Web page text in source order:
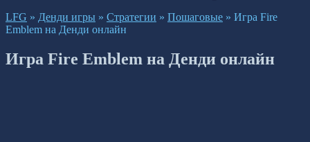
LFG » Денди игры » Стратегии » Пошаговые » Игра Fire
Emblem на Денди онлайн
Игра Fire Emblem на Денди онлайн